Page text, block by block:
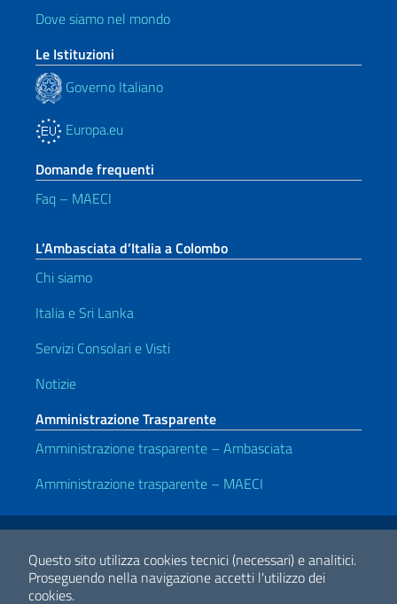
Questo sito utilizza cookies tecnici (necessari) e analitici.
Proseguendo nella navigazione accetti l'utilizzo dei
cookies.
Dove siamo nel mondo
Le Istituzioni
Governo Italiano
Europa.eu
Domande frequenti
Faq – MAECI
L’Ambasciata d’Italia a Colombo
Chi siamo
Italia e Sri Lanka
Servizi Consolari e Visti
Notizie
Amministrazione Trasparente
Amministrazione trasparente – Ambasciata
Amministrazione trasparente – MAECI
Link Utili